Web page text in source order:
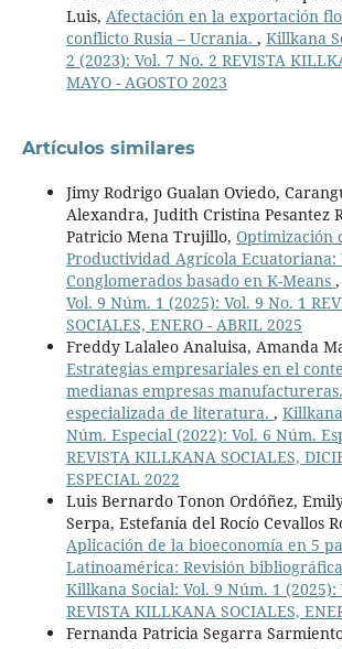
Luis, Afectación en la exportación
conflicto Rusia – Ucrania. , Killkana
2 (2023): Vol. 7 No. 2 REVISTA
MAYO - AGOSTO 2023
Artículos similares
Jimy Rodrigo Gualan Oviedo,
Alexandra, Judith Cristina Pesantez
Patricio Mena Trujillo, Optimización
Productividad Agrícola Ecuatoriana:
Conglomerados basado en K-Means ,
Vol. 9 Núm. 1 (2025): Vol. 9 No. 1
SOCIALES, ENERO - ABRIL 2025
Freddy Lalaleo Analuisa, Amanda
Estrategias empresariales en el
medianas empresas
especializada de literatura. ,
Núm. Especial (2022): Vol. 6 Núm.
REVISTA KILLKANA SOCIALES,
ESPECIAL 2022
Luis Bernardo Tonon Ordóñez,
Serpa, Estefanía del Rocío Cevallos
Aplicación de la bioeconomía en 5
Latinoamérica: Revisión
Killkana Social: Vol. 9 Núm. 1 (2025):
REVISTA KILLKANA SOCIALES,
Fernanda Patricia Segarra